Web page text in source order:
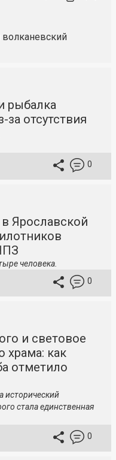
волканевский
рыбалка
отсутствия
0
в Ярославской
человека.
0
и световое
храма: как
отметило
исторический
стала единственная
0